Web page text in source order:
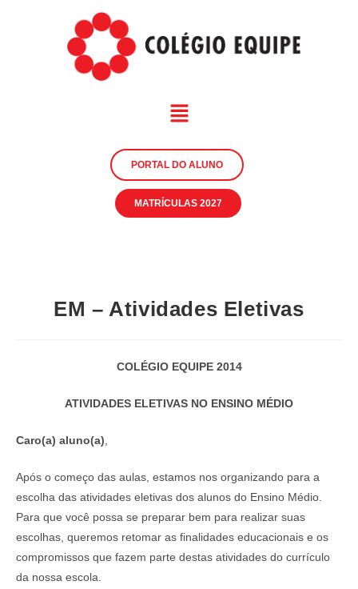
PORTAL DO ALUNO
MATRÍCULAS 2027
EM – Atividades Eletivas
COLÉGIO EQUIPE 2014
ATIVIDADES ELETIVAS NO ENSINO MÉDIO
Caro(a) aluno(a)
Após o começo das aulas, estamos nos organizando para a
escolha das atividades eletivas dos alunos do Ensino Médio.
Para que você possa se preparar bem para realizar suas
escolhas, queremos retomar as finalidades educacionais e os
compromissos que fazem parte destas atividades do currículo
da nossa escola.